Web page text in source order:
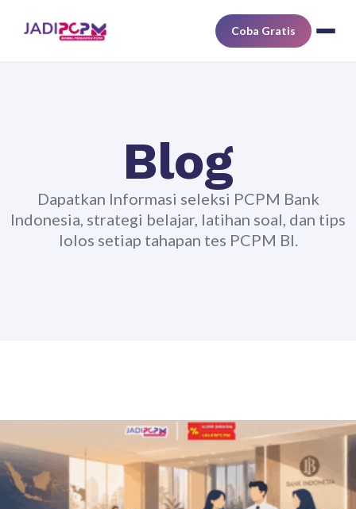
Coba Gratis
Blog
Dapatkan Informasi seleksi PCPM Bank
Indonesia, strategi belajar, latihan soal, dan tips
lolos setiap tahapan tes PCPM BI.